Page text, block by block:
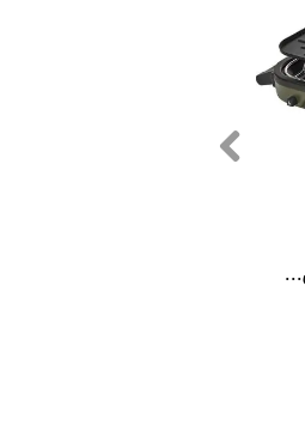
اجاق گاز 2 شعله نیچرهایک مدل دوبل برنر | double burner folding gas stove